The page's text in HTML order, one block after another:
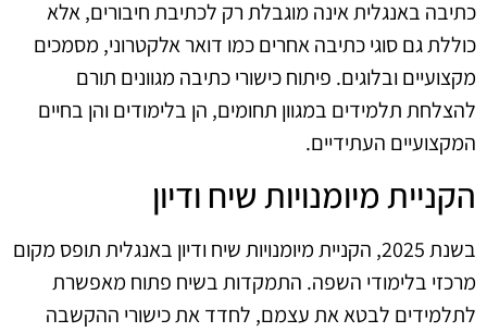
כתיבה באנגלית אינה מוגבלת רק לכתיבת חיבורים, אלא
כוללת גם סוגי כתיבה אחרים כמו דואר אלקטרוני, מסמכים
מקצועיים ובלוגים. פיתוח כישורי כתיבה מגוונים תורם
להצלחת תלמידים במגוון תחומים, הן בלימודים והן בחיים
המקצועיים העתידיים.
הקניית מיומנויות שיח ודיון
בשנת 2025, הקניית מיומנויות שיח ודיון באנגלית תופס מקום
מרכזי בלימודי השפה. התמקדות בשיח פתוח מאפשרת
לתלמידים לבטא את עצמם, לחדד את כישורי ההקשבה